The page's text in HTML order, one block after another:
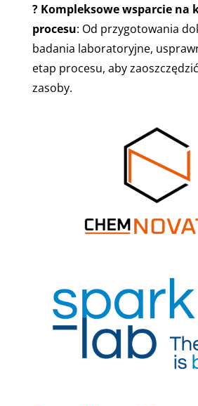
?Kompleksowe wsparcie na
procesu: Od przygotowania
badania laboratoryjne,
etap procesu, aby
zasoby.